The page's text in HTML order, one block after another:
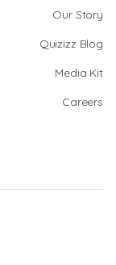
Our Story
Quizizz Blog
Media Kit
Careers